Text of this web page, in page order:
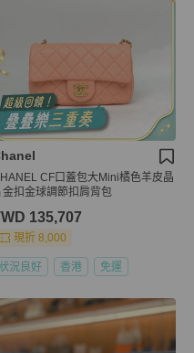
CF口蓋包大Mini橘色羊皮晶
金扣金球調節扣肩背包
135,707
現折 8,000
況良好 香港 免運